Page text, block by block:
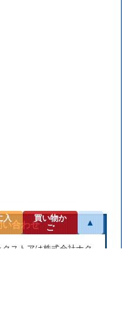
い合わせ
ストアは株式会社ナク
入
買い物か
ご
▲